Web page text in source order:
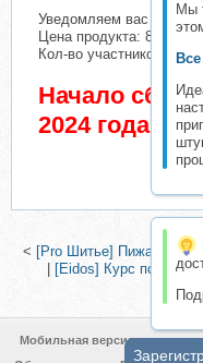
Мы
Уведомляем вас о
Цена продукта: 800
Кол-во участников в
Начало
2024 года
< [Pro Шитье] Пижамный
[Eidos] Курс по
Мобильная версия